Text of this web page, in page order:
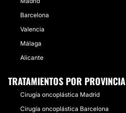
Barcelona
Valencia
Málaga
Alicante
TRATAMIENTOS POR PROVINCIA
Cirugía oncoplástica Madrid
Cirugía oncoplástica Barcelona